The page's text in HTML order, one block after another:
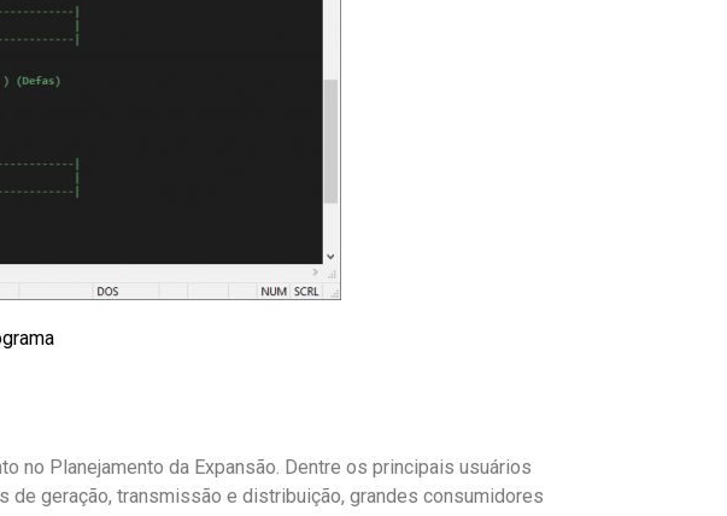
no Planejamento da Expansão. Dentre os principais usuários
de geração, transmissão e distribuição, grandes consumidores